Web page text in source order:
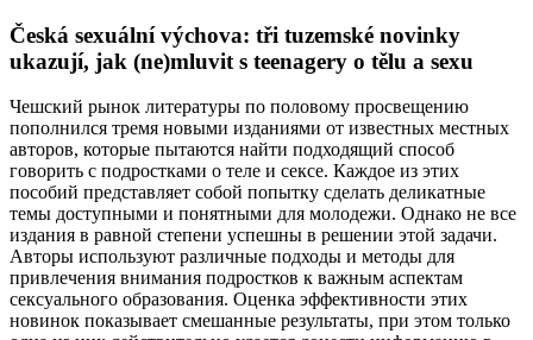
Česká sexuální výchova: tři tuzemské novinky
ukazují, jak (ne)mluvit s teenagery o tělu a sexu
Чешский рынок литературы по половому просвещению
пополнился тремя новыми изданиями от известных местных
авторов, которые пытаются найти подходящий способ
говорить с подростками о теле и сексе. Каждое из этих
пособий представляет собой попытку сделать деликатные
темы доступными и понятными для молодежи. Однако не все
издания в равной степени успешны в решении этой задачи.
Авторы используют различные подходы и методы для
привлечения внимания подростков к важным аспектам
сексуального образования. Оценка эффективности этих
новинок показывает смешанные результаты, при этом только